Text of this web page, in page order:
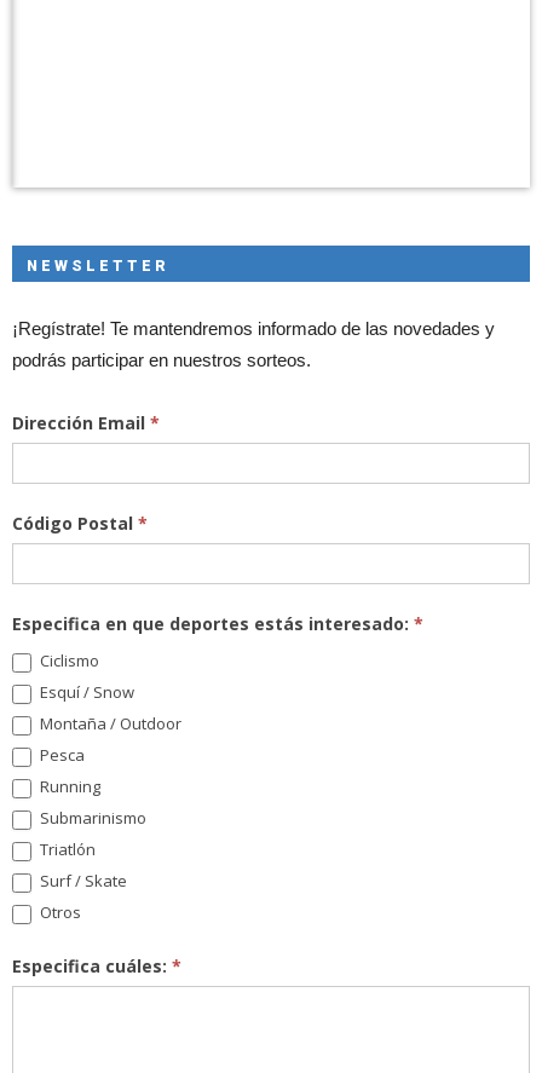
NEWSLETTER
¡Regístrate! Te mantendremos informado de las novedades y
podrás participar en nuestros sorteos.
Dirección Email *
Código Postal *
Especifica en que deportes estás interesado: *
Ciclismo
Esquí / Snow
Montaña / Outdoor
Pesca
Running
Submarinismo
Triatlón
Surf / Skate
Otros
Especifica cuáles: *